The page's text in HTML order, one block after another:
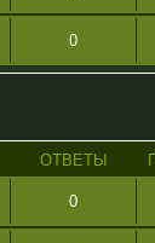
0
ОТВЕТЫ
0